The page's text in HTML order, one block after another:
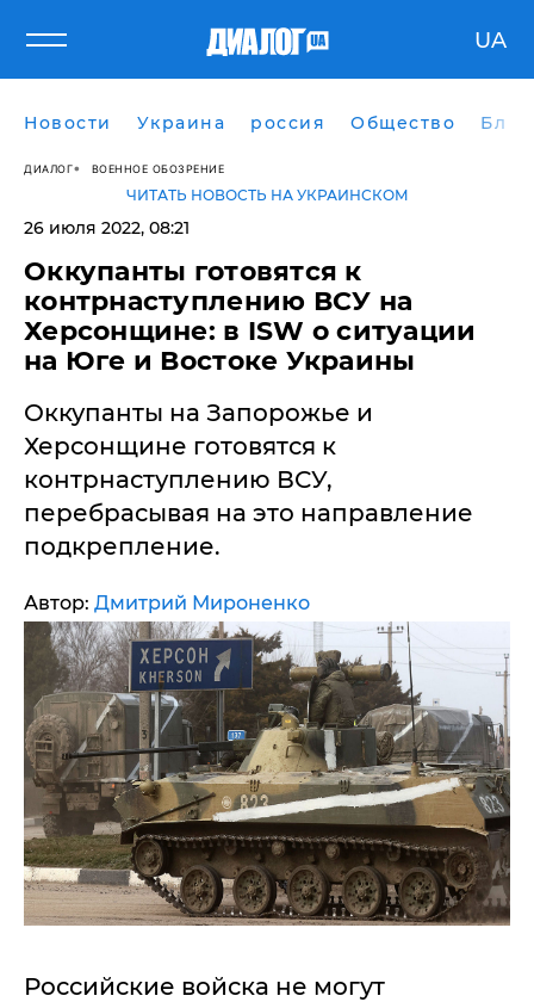
UA
Новости Украина россия Общество
ДИАЛОГ ВОЕННОЕ ОБОЗРЕНИЕ
ЧИТАТЬ НОВОСТЬ НА УКРАИНСКОМ
26 июля 2022, 08:21
​Оккупанты готовятся к
контрнаступлению ВСУ на
Херсонщине: в ISW о ситуации
на Юге и Востоке Украины
Оккупанты на Запорожье и
Херсонщине готовятся к
контрнаступлению ВСУ,
перебрасывая на это направление
подкрепление.
Автор: Дмитрий Мироненко
Российские войска не могут